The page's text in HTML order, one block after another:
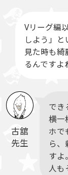
Vリーグ編
しよう」と
見た時も
るんですよ
古舘
先生
でき
横一
ホで
ら
すよ
人も